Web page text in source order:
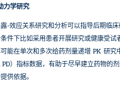
力学研究
-效应关系研究和分析可以指导后期临
件下比如采用患者开展研究或健康受试
能在单次和多次给药剂量递增 PK 研究
）指标数据，有助于尽早建立药物的
供依据。